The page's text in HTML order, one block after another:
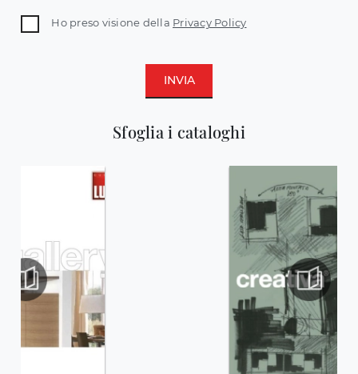
Sfoglia i cataloghi
Ho preso visione della Privacy Policy
INVIA